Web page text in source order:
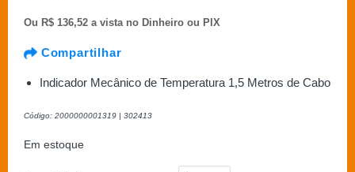
cliente
Ou R$ 136,52 a vista no Dinheiro ou PIX
Compartilhar
Indicador Mecânico de Temperatura 1,5 Metros de Cabo
Código: 2000000001319 | 302413
Em estoque